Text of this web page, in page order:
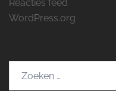
Reacties feed
WordPress.org